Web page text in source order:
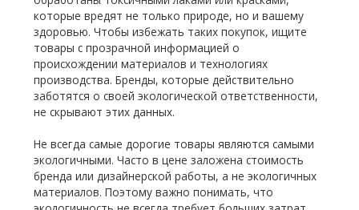
которые вредят не только природе, но и вашему
здоровью. Чтобы избежать таких покупок, ищите
товары с прозрачной информацией о
происхождении материалов и технологиях
производства. Бренды, которые действительно
заботятся о своей экологической ответственности,
не скрывают этих данных.
Не всегда самые дорогие товары являются самыми
экологичными. Часто в цене заложена стоимость
бренда или дизайнерской работы, а не экологичных
материалов. Поэтому важно понимать, что